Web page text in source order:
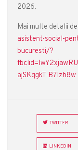
2026.
Mai multe detalii
asistent-social-
bucuresti/?
ajSKqgkT-B7Izh8w
TWITTER
LINKEDIN